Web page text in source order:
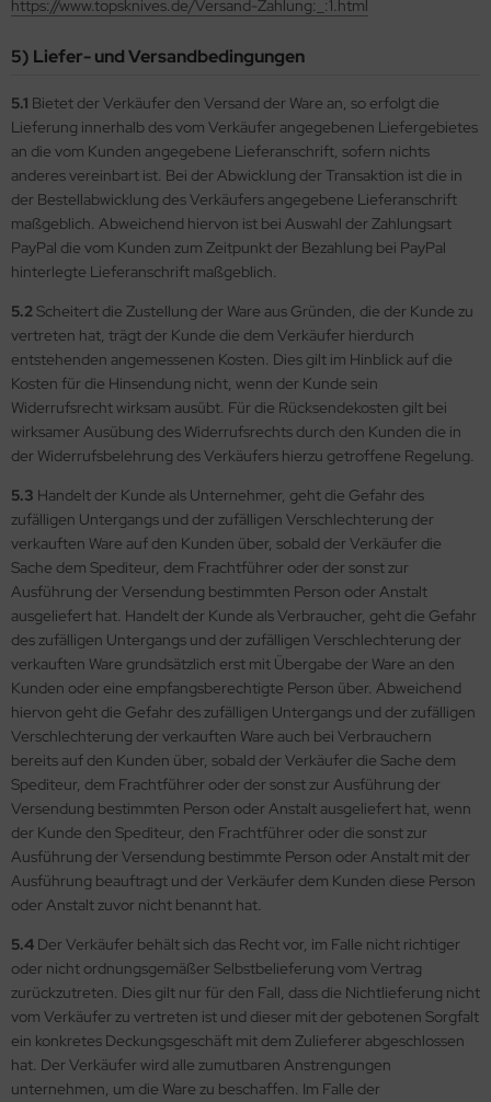
https://www.topsknives.de/Versand-Zahlung:_:1.html
5) Liefer- und Versandbedingungen
5.1 Bietet der Verkäufer den Versand der Ware an, so erfolgt die
Lieferung innerhalb des vom Verkäufer angegebenen Liefergebietes
an die vom Kunden angegebene Lieferanschrift, sofern nichts
anderes vereinbart ist. Bei der Abwicklung der Transaktion ist die in
der Bestellabwicklung des Verkäufers angegebene Lieferanschrift
maßgeblich. Abweichend hiervon ist bei Auswahl der Zahlungsart
PayPal die vom Kunden zum Zeitpunkt der Bezahlung bei PayPal
hinterlegte Lieferanschrift maßgeblich.
5.2Scheitert die Zustellung der Ware aus Gründen, die der Kunde zu
vertreten hat, trägt der Kunde die dem Verkäufer hierdurch
entstehenden angemessenen Kosten. Dies gilt im Hinblick auf die
Kosten für die Hinsendung nicht, wenn der Kunde sein
Widerrufsrecht wirksam ausübt. Für die Rücksendekosten gilt bei
wirksamer Ausübung des Widerrufsrechts durch den Kunden die in
der Widerrufsbelehrung des Verkäufers hierzu getroffene Regelung.
5.3 Handelt der Kunde als Unternehmer, geht die Gefahr des
zufälligen Untergangs und der zufälligen Verschlechterung der
verkauften Ware auf den Kunden über, sobald der Verkäufer die
Sache dem Spediteur, dem Frachtführer oder der sonst zur
Ausführung der Versendung bestimmten Person oder Anstalt
ausgeliefert hat. Handelt der Kunde als Verbraucher, geht die Gefahr
des zufälligen Untergangs und der zufälligen Verschlechterung der
verkauften Ware grundsätzlich erst mit Übergabe der Ware an den
Kunden oder eine empfangsberechtigte Person über. Abweichend
hiervon geht die Gefahr des zufälligen Untergangs und der zufälligen
Verschlechterung der verkauften Ware auch bei Verbrauchern
bereits auf den Kunden über, sobald der Verkäufer die Sache dem
Spediteur, dem Frachtführer oder der sonst zur Ausführung der
Versendung bestimmten Person oder Anstalt ausgeliefert hat, wenn
der Kunde den Spediteur, den Frachtführer oder die sonst zur
Ausführung der Versendung bestimmte Person oder Anstalt mit der
Ausführung beauftragt und der Verkäufer dem Kunden diese Person
oder Anstalt zuvor nicht benannt hat.
5.4 Der Verkäufer behält sich das Recht vor, im Falle nicht richtiger
oder nicht ordnungsgemäßer Selbstbelieferung vom Vertrag
zurückzutreten. Dies gilt nur für den Fall, dass die Nichtlieferung nicht
vom Verkäufer zu vertreten ist und dieser mit der gebotenen Sorgfalt
ein konkretes Deckungsgeschäft mit dem Zulieferer abgeschlossen
hat. Der Verkäufer wird alle zumutbaren Anstrengungen
unternehmen, um die Ware zu beschaffen. Im Falle der